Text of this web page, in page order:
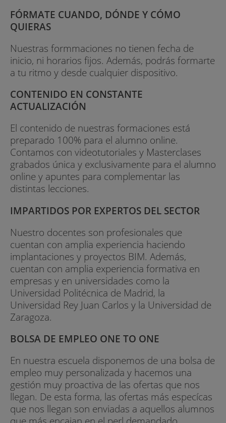
FÓRMATE CUANDO, DÓNDE Y CÓMO
QUIERAS
Nuestras formmaciones no tienen fecha de
inicio, ni horarios fijos. Además, podrás formarte
a tu ritmo y desde cualquier dispositivo.
CONTENIDO EN CONSTANTE
ACTUALIZACIÓN
El contenido de nuestras formaciones está
preparado 100% para el alumno online.
Contamos con videotutoriales y Masterclases
grabados única y exclusivamente para el alumno
online y apuntes para complementar las
distintas lecciones.
IMPARTIDOS POR EXPERTOS DEL SECTOR
Nuestro docentes son profesionales que
cuentan con amplia experiencia haciendo
implantaciones y proyectos BIM. Además,
cuentan con amplia experiencia formativa en
empresas y en universidades como la
Universidad Politécnica de Madrid, la
Universidad Rey Juan Carlos y la Universidad de
Zaragoza.
BOLSA DE EMPLEO ONE TO ONE
En nuestra escuela disponemos de una bolsa de
empleo muy personalizada y hacemos una
gestión muy proactiva de las ofertas que nos
llegan. De esta forma, las ofertas más especícas
que nos llegan son enviadas a aquellos alumnos